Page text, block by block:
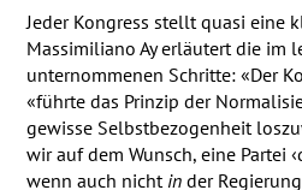
Jeder Kongress stellt quasi eine
Massimiliano Ay erläutert die im
unternommenen Schritte: «Der
«führte das Prinzip der
gewisse Selbstbezogenheit
wir auf dem Wunsch, eine Partei
wenn auch nicht inder